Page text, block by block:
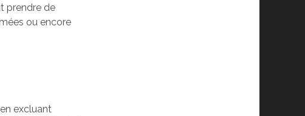
prendre de
ou encore
excluant